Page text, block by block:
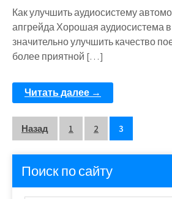
Как улучшить аудиосистему
апгрейда Хорошая аудиосистема
значительно улучшить качество
более приятной […]
Читать далее →
Пагинация
записей
Назад 1 2 3
Поиск по сайту